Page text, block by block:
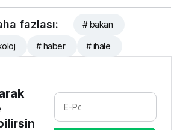
fazlası: # bakan
# haber # ihale